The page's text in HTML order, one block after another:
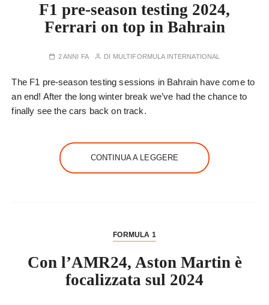
F1 pre-season testing 2024,
Ferrari on top in Bahrain
2 ANNI FA DI MULTIFORMULA INTERNATIONAL
The F1 pre-season testing sessions in Bahrain have come to
an end! After the long winter break we’ve had the chance to
finally see the cars back on track.
CONTINUA A LEGGERE
FORMULA 1
Con l’AMR24, Aston Martin è
focalizzata sul 2024